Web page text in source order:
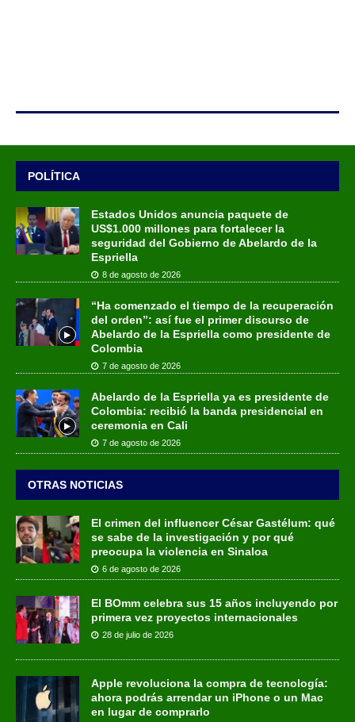
POLÍTICA
Estados Unidos anuncia paquete de
US$1.000 millones para fortalecer la
seguridad del Gobierno de Abelardo de la
Espriella
8 de agosto de 2026
“Ha comenzado el tiempo de la recuperación
del orden”: así fue el primer discurso de
Abelardo de la Espriella como presidente de
Colombia
7 de agosto de 2026
Abelardo de la Espriella ya es presidente de
Colombia: recibió la banda presidencial en
ceremonia en Cali
7 de agosto de 2026
OTRAS NOTICIAS
El crimen del influencer César Gastélum: qué
se sabe de la investigación y por qué
preocupa la violencia en Sinaloa
6 de agosto de 2026
El BOmm celebra sus 15 años incluyendo por
primera vez proyectos internacionales
28 de julio de 2026
Apple revoluciona la compra de tecnología:
ahora podrás arrendar un iPhone o un Mac
en lugar de comprarlo